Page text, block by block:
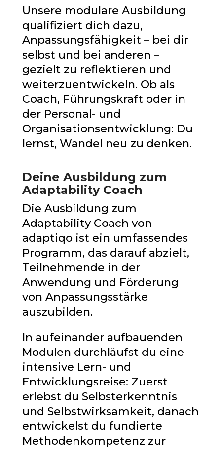
Unsere modulare Ausbildung
qualifiziert dich dazu,
Anpassungsfähigkeit – bei dir
selbst und bei anderen –
gezielt zu reflektieren und
weiterzuentwickeln. Ob als
Coach, Führungskraft oder in
der Personal- und
Organisationsentwicklung: Du
lernst, Wandel neu zu denken.
Deine Ausbildung zum
Adaptability Coach
Die Ausbildung zum
Adaptability Coach von
adaptiqo ist ein umfassendes
Programm, das darauf abzielt,
Teilnehmende in der
Anwendung und Förderung
von Anpassungsstärke
auszubilden.
In aufeinander aufbauenden
Modulen durchläufst du eine
intensive Lern- und
Entwicklungsreise: Zuerst
erlebst du Selbsterkenntnis
und Selbstwirksamkeit, danach
entwickelst du fundierte
Methodenkompetenz zur